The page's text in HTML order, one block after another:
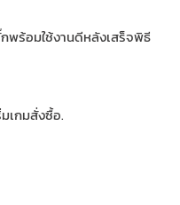
พร้อมใช้งานดีหลังเสร็จพิธี
เกมสั่งซื้อ.